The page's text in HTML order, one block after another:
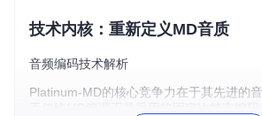
技术内核：重新定义MD音质
音频编码技术解析
Platinum-MD的核心竞争力在于其先进的